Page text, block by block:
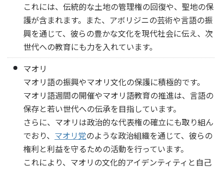
これには、伝統的な土地の管理権の回復や、聖地の保
護が含まれます。また、アボリジニの芸術や言語の振
興を通じて、彼らの豊かな文化を現代社会に伝え、次
世代への教育にも力を入れています。
マオリ
マオリ語の振興やマオリ文化の保護に積極的です。
マオリ語週間の開催やマオリ語教育の推進は、言語の
保存と若い世代への伝承を目指しています。
さらに、マオリは政治的な代表権の確立にも取り組ん
でおり、 マオリ党のような政治組織を通じて、彼らの
権利と利益を守るための活動を行っています。
これにより、マオリの文化的アイデンティティと自己